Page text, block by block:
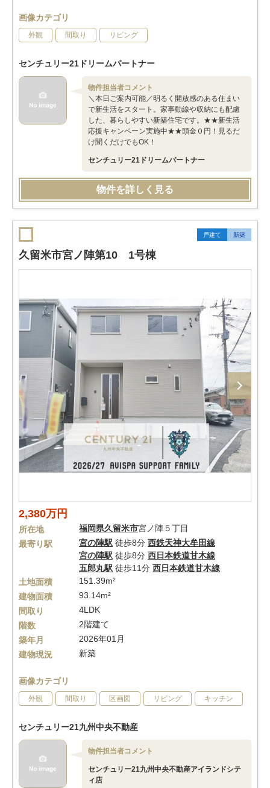
画像カテゴリ
外観 間取り リビング
センチュリー21ドリームパートナー
物件担当者コメント
＼本日ご案内可能／明るく開放感のある住まい
で新生活をスタート。家事動線や収納にも配慮
した、暮らしやすい新築住宅です。★★新生活
応援キャンペーン実施中★★頭金０円！見るだ
け聞くだけでもOK！
センチュリー21ドリームパートナー
物件を詳しく見る
戸建て 新築
久留米市宮ノ陣第10 1号棟
2,380万円
所在地 福岡県久留米市宮ノ陣５丁目
最寄り駅
宮の陣駅 徒歩8分 西鉄天神大牟田線
宮の陣駅 徒歩8分 西日本鉄道甘木線
五郎丸駅 徒歩11分 西日本鉄道甘木線
土地面積
151.39m²
建物面積
93.14m²
間取り
4LDK
階数
2階建て
築年月
2026年01月
建物現況
新築
画像カテゴリ
外観 間取り 区画図 リビング キッチン
センチュリー21九州中央不動産
物件担当者コメント
センチュリー21九州中央不動産アイランドシテ
ィ店